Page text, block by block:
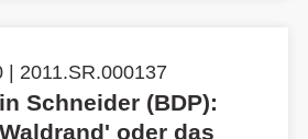
| 2011.SR.000137
Schneider (BDP):
oder das